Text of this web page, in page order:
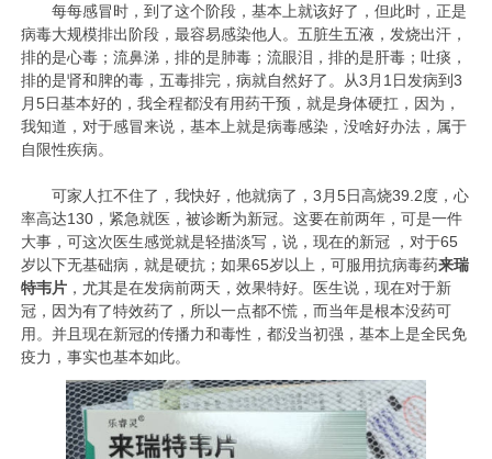
每每感冒时，到了这个阶段，基本上就该好了，但此时，正是
病毒大规模排出阶段，最容易感染他人。五脏生五液，发烧出汗，
排的是心毒；流鼻涕，排的是肺毒；流眼泪，排的是肝毒；吐痰，
排的是肾和脾的毒，五毒排完，病就自然好了。从3月1日发病到3
月5日基本好的，我全程都没有用药干预，就是身体硬扛，因为，
我知道，对于感冒来说，基本上就是病毒感染，没啥好办法，属于
自限性疾病。
可家人扛不住了，我快好，他就病了，3月5日高烧39.2度，心
率高达130，紧急就医，被诊断为新冠。这要在前两年，可是一件
大事，可这次医生感觉就是轻描淡写，说，现在的新冠 ，对于65
岁以下无基础病，就是硬抗；如果65岁以上，可服用抗病毒药来瑞
特韦片 ，尤其是在发病前两天，效果特好。医生说，现在对于新
冠，因为有了特效药了，所以一点都不慌，而当年是根本没药可
用。并且现在新冠的传播力和毒性，都没当初强，基本上是全民免
疫力，事实也基本如此。